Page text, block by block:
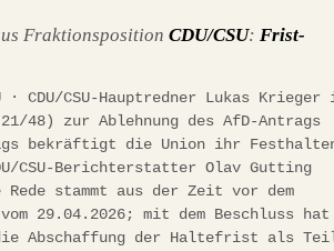
FraktionspositionCDU/CSU: Frist-
· CDU/CSU-Hauptredner Lukas Krieger
48) zur Ablehnung des AfD-Antrags
bekräftigt die Union ihr
CSU-Berichterstatter Olav Gutting
stammt aus der Zeit vor dem
29.04.2026; mit dem Beschluss hat
Abschaffung der Haltefrist als